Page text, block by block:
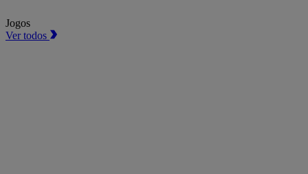
Jogos
Ver todos